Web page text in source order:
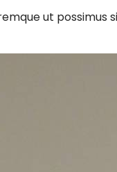
ut possimus